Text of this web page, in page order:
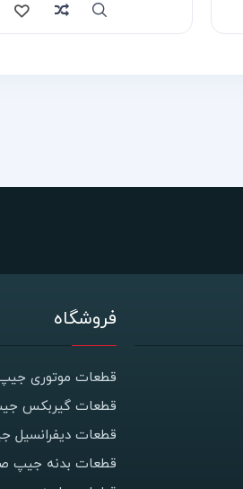
Compare
فروشگاه
قطعات موتوری
قطعات گیربکس
قطعات دیفرانسیل
قطعات بدنه جیپ